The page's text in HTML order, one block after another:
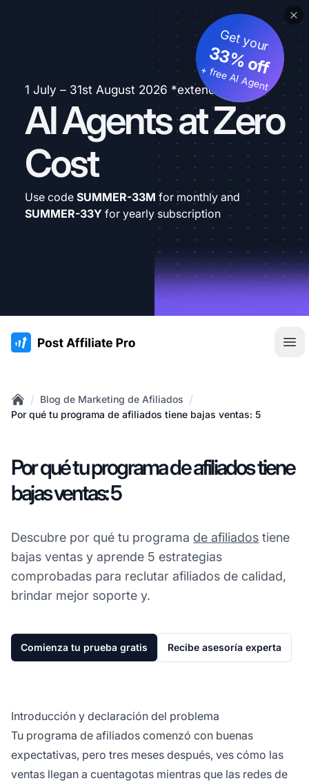
1 July – 31st August 2026 *extended
AI Agents at Zero
Cost
Get your
33% off
+ free AI Agent
Use code SUMMER-33M for monthly and
SUMMER-33Y for yearly subscription
:site.title
Home
/ Blog de Marketing de Afiliados /
Por qué tu programa de afiliados tiene bajas ventas: 5
Por qué tu programa de afiliados tiene
bajas ventas: 5
Descubre por qué tu programa de afiliados tiene
bajas ventas y aprende 5 estrategias
comprobadas para reclutar afiliados de calidad,
brindar mejor soporte y.
Comienza tu prueba gratis Recibe asesoría experta
Introducción y declaración del problema
Tu programa de afiliados comenzó con buenas
expectativas, pero tres meses después, ves cómo las
ventas llegan a cuentagotas mientras que las redes de